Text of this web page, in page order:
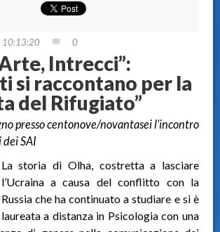
0
Intrecci”:
si raccontano per la
del Rifugiato”
presso centonove/novantasei l’incontro
SAI
La storia di Olha, costretta a lasciare
l’Ucraina a causa del conflitto con la
Russia che ha continuato a studiare e si è
laureata a distanza in Psicologia con una